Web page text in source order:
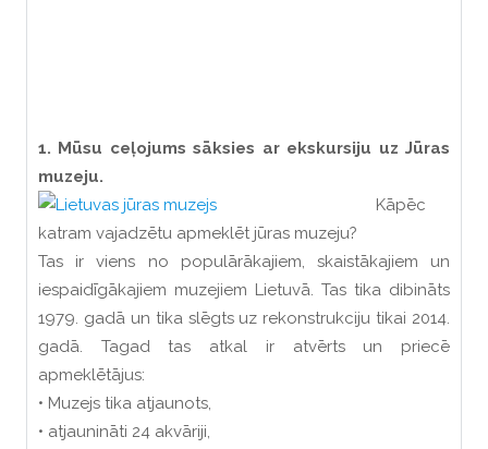
1. Mūsu ceļojums sāksies ar ekskursiju uz Jūras
muzeju.
Kāpēc
katram vajadzētu apmeklēt jūras muzeju?
Tas ir viens no populārākajiem, skaistākajiem un
iespaidīgākajiem muzejiem Lietuvā. Tas tika dibināts
1979. gadā un tika slēgts uz rekonstrukciju tikai 2014.
gadā. Tagad tas atkal ir atvērts un priecē
apmeklētājus:
• Muzejs tika atjaunots,
• atjaunināti 24 akvāriji,